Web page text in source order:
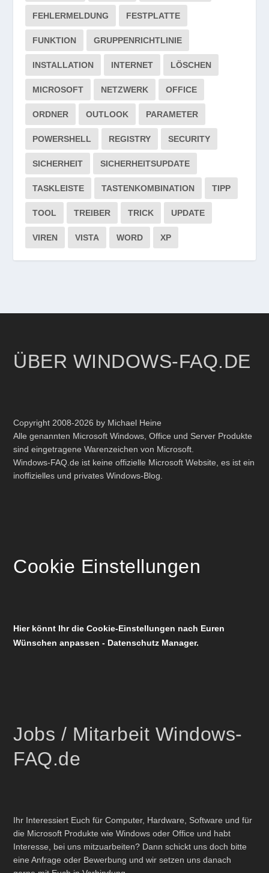
FEHLERMELDUNG FESTPLATTE
FUNKTION GRUPPENRICHTLINIE
INSTALLATION INTERNET LÖSCHEN
MICROSOFT NETZWERK OFFICE
ORDNER OUTLOOK PARAMETER
POWERSHELL REGISTRY SECURITY
SICHERHEIT SICHERHEITSUPDATE
TASKLEISTE TASTENKOMBINATION TIPP
TOOL TREIBER TRICK UPDATE
VIREN VISTA WORD XP
ÜBER WINDOWS-FAQ.DE
Copyright 2008-2026 by Michael Heine
Alle genannten Microsoft Windows, Office und Server Produkte
sind eingetragene Warenzeichen von Microsoft.
Windows-FAQ.de ist keine offizielle Microsoft Website, es ist ein
inoffizielles und privates Windows-Blog.
Cookie Einstellungen
Hier könnt Ihr die Cookie-Einstellungen nach Euren
Wünschen anpassen - Datenschutz Manager.
Jobs / Mitarbeit Windows-
FAQ.de
Ihr Interessiert Euch für Computer, Hardware, Software und für
die Microsoft Produkte wie Windows oder Office und habt
Interesse, bei uns mitzuarbeiten? Dann schickt uns doch bitte
eine Anfrage oder Bewerbung und wir setzen uns danach